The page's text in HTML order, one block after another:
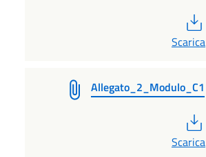
Scarica
Allegato_2_Modulo_C1
Scarica